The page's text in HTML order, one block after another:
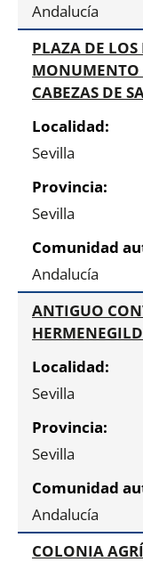
Andalucía
PLAZA DE
MONUMENTO
CABEZAS DE
Sevilla
Sevilla
Andalucía
ANTIGUO
Sevilla
Sevilla
Andalucía
COLONIA